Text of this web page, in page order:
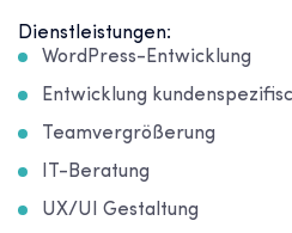
Dienstleistungen:
WordPress-Entwicklung
Entwicklung
Teamvergrößerung
IT-Beratung
UX/UI Gestaltung